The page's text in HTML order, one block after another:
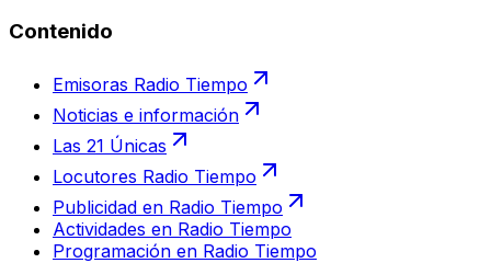
Contenido
Emisoras Radio Tiempo
Noticias e información
Las 21 Únicas
Locutores Radio Tiempo
Publicidad en Radio Tiempo
Actividades en Radio Tiempo
Programación en Radio Tiempo